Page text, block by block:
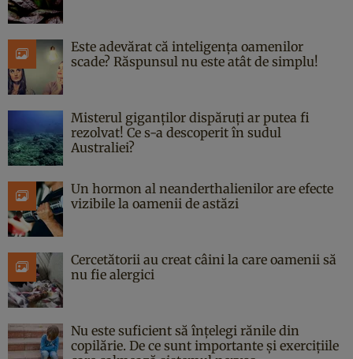
Este adevărat că inteligența oamenilor
scade? Răspunsul nu este atât de simplu!
Misterul giganților dispăruți ar putea fi
rezolvat! Ce s-a descoperit în sudul
Australiei?
Un hormon al neanderthalienilor are efecte
vizibile la oamenii de astăzi
Cercetătorii au creat câini la care oamenii să
nu fie alergici
Nu este suficient să înțelegi rănile din
copilărie. De ce sunt importante și exercițiile